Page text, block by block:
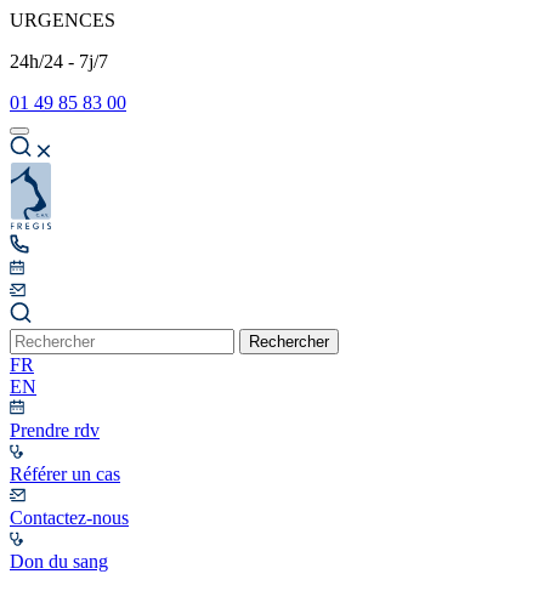
URGENCES
24h/24 - 7j/7
01 49 85 83 00
Rechercher
FR
EN
Prendre rdv
Référer un cas
Contactez-nous
Don du sang